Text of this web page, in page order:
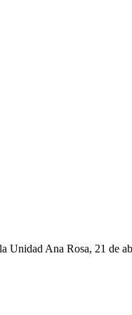
Unidad Ana Rosa, 21 de